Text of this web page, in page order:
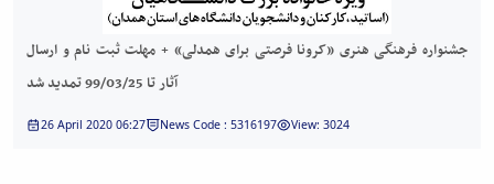
Chancellery
Organizational
structure
of
جشنواره فرهنگی هنری «کرونا فرصتی برای همدلی» + مهلت ثبت نام و ارسال
آثار تا 99/03/25 تمدید شد
26 April 2020 06:27 News Code : 5316197 View: 3024